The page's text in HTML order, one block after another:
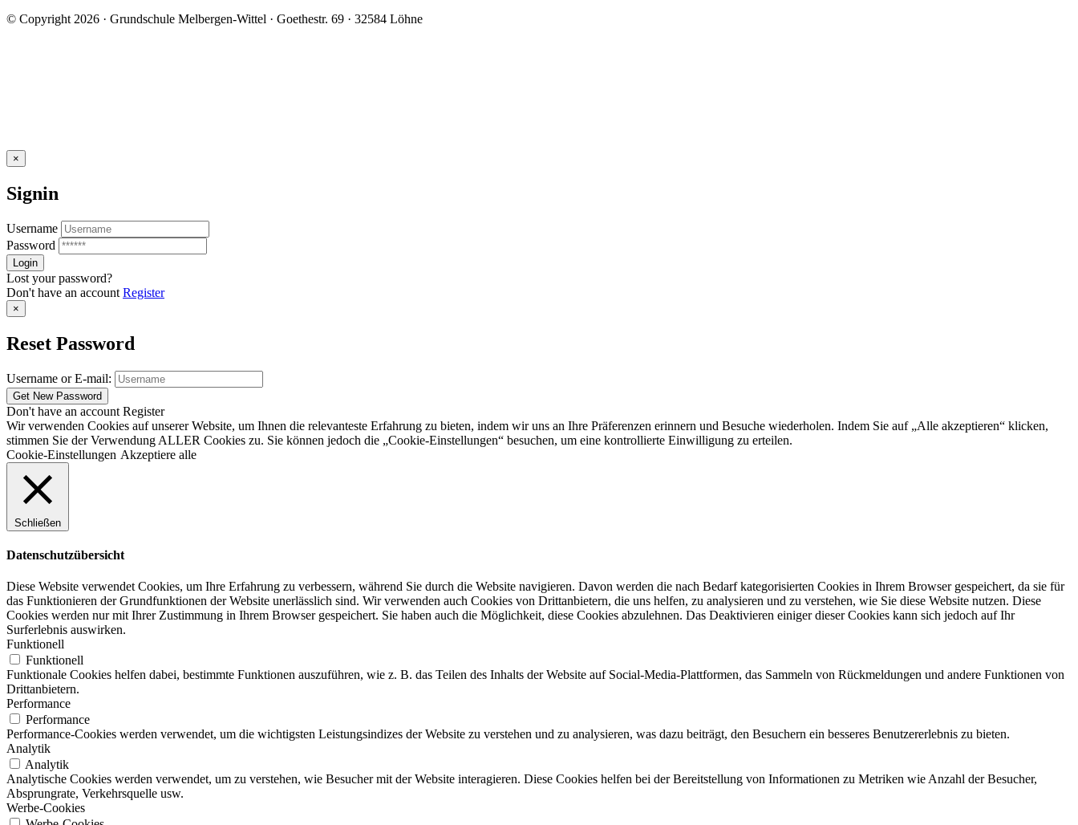
© Copyright 2026 · Grundschule Melbergen-Wittel · Goethestr. 69 · 32584 Löhne
×
Signin
Username
Password
Lost your password?
Don't have an account Register
×
Reset Password
Username or E-mail:
Don't have an account Register
Wir verwenden Cookies auf unserer Website, um Ihnen die relevanteste Erfahrung zu bieten, indem wir uns an Ihre Präferenzen erinnern und Besuche wiederholen. Indem Sie auf „Alle akzeptieren“ klicken,
stimmen Sie der Verwendung ALLER Cookies zu. Sie können jedoch die „Cookie-Einstellungen“ besuchen, um eine kontrollierte Einwilligung zu erteilen.
Cookie-Einstellungen Akzeptiere alle
Schließen
Datenschutzübersicht
Diese Website verwendet Cookies, um Ihre Erfahrung zu verbessern, während Sie durch die Website navigieren. Davon werden die nach Bedarf kategorisierten Cookies in Ihrem Browser gespeichert, da sie für
das Funktionieren der Grundfunktionen der Website unerlässlich sind. Wir verwenden auch Cookies von Drittanbietern, die uns helfen, zu analysieren und zu verstehen, wie Sie diese Website nutzen. Diese
Cookies werden nur mit Ihrer Zustimmung in Ihrem Browser gespeichert. Sie haben auch die Möglichkeit, diese Cookies abzulehnen. Das Deaktivieren einiger dieser Cookies kann sich jedoch auf Ihr
Surferlebnis auswirken.
Funktionell
Funktionell
Funktionale Cookies helfen dabei, bestimmte Funktionen auszuführen, wie z. B. das Teilen des Inhalts der Website auf Social-Media-Plattformen, das Sammeln von Rückmeldungen und andere Funktionen von
Drittanbietern.
Performance
Performance
Performance-Cookies werden verwendet, um die wichtigsten Leistungsindizes der Website zu verstehen und zu analysieren, was dazu beiträgt, den Besuchern ein besseres Benutzererlebnis zu bieten.
Analytik
Analytik
Analytische Cookies werden verwendet, um zu verstehen, wie Besucher mit der Website interagieren. Diese Cookies helfen bei der Bereitstellung von Informationen zu Metriken wie Anzahl der Besucher,
Absprungrate, Verkehrsquelle usw.
Werbe-Cookies